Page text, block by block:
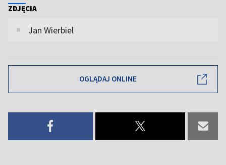
ZDJĘCIA
Jan Wierbiel
OGLĄDAJ ONLINE